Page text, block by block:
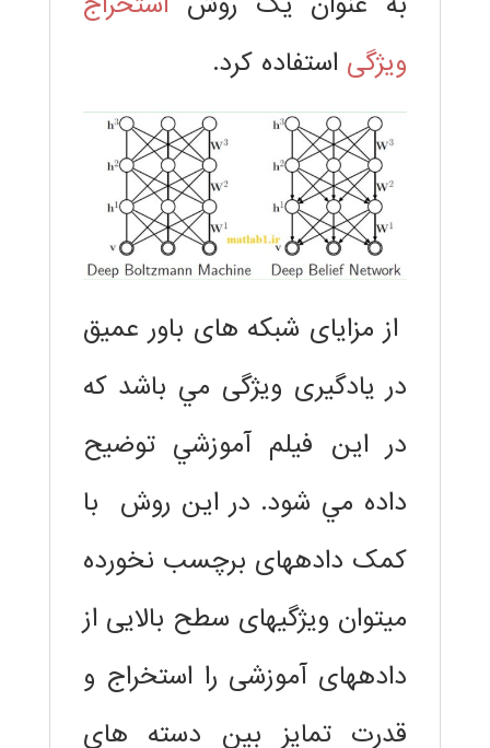
ویژگی استفاده كرد.
از مزایای شبکه های باور عمیق
در یادگیری ویژگی مي باشد كه
در اين فيلم آموزشي توضيح
داده مي شود. در اين روش با
کمک دادههای برچسب نخورده
میتوان ویژگیهای سطح بالایی از
دادههای آموزشی را استخراج و
قدرت تمایز بین دسته های